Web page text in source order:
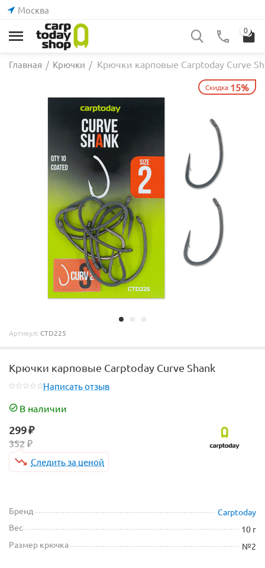
Москва
0
Главная / Крючки / Крючки карповые Carptoday Curve
Скидка 15%
Артикул: CTD225
Крючки карповые Carptoday Curve Shank
Написать отзыв
В наличии
299₽
352 ₽
Следить за ценой
Бренд
Carptoday
Вес
10 г
Размер крючка
№2